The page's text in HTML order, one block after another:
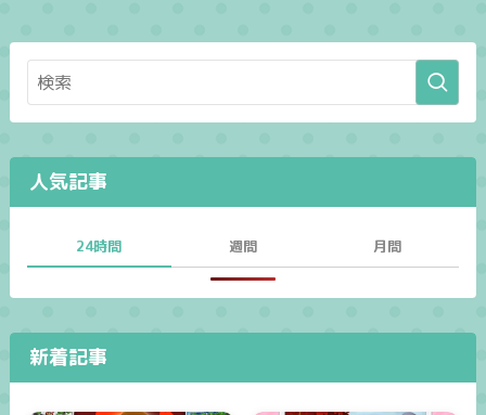
人気記事
24時間 週間 月間
新着記事